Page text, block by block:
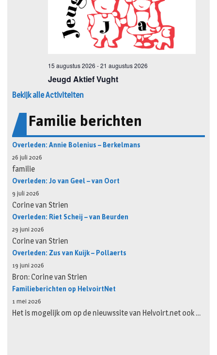
Bekijk alle Activiteiten
Familie berichten
Overleden: Annie Bolenius – Berkelmans
26 juli 2026
familie
Overleden: Jo van Geel – van Oort
9 juli 2026
Corine van Strien
Overleden: Riet Scheij – van Beurden
29 juni 2026
Corine van Strien
Overleden: Zus van Kuijk – Pollaerts
19 juni 2026
Bron: Corine van Strien
Familieberichten op HelvoirtNet
1 mei 2026
Het is mogelijk om op de nieuwssite van Helvoirt.net ook …